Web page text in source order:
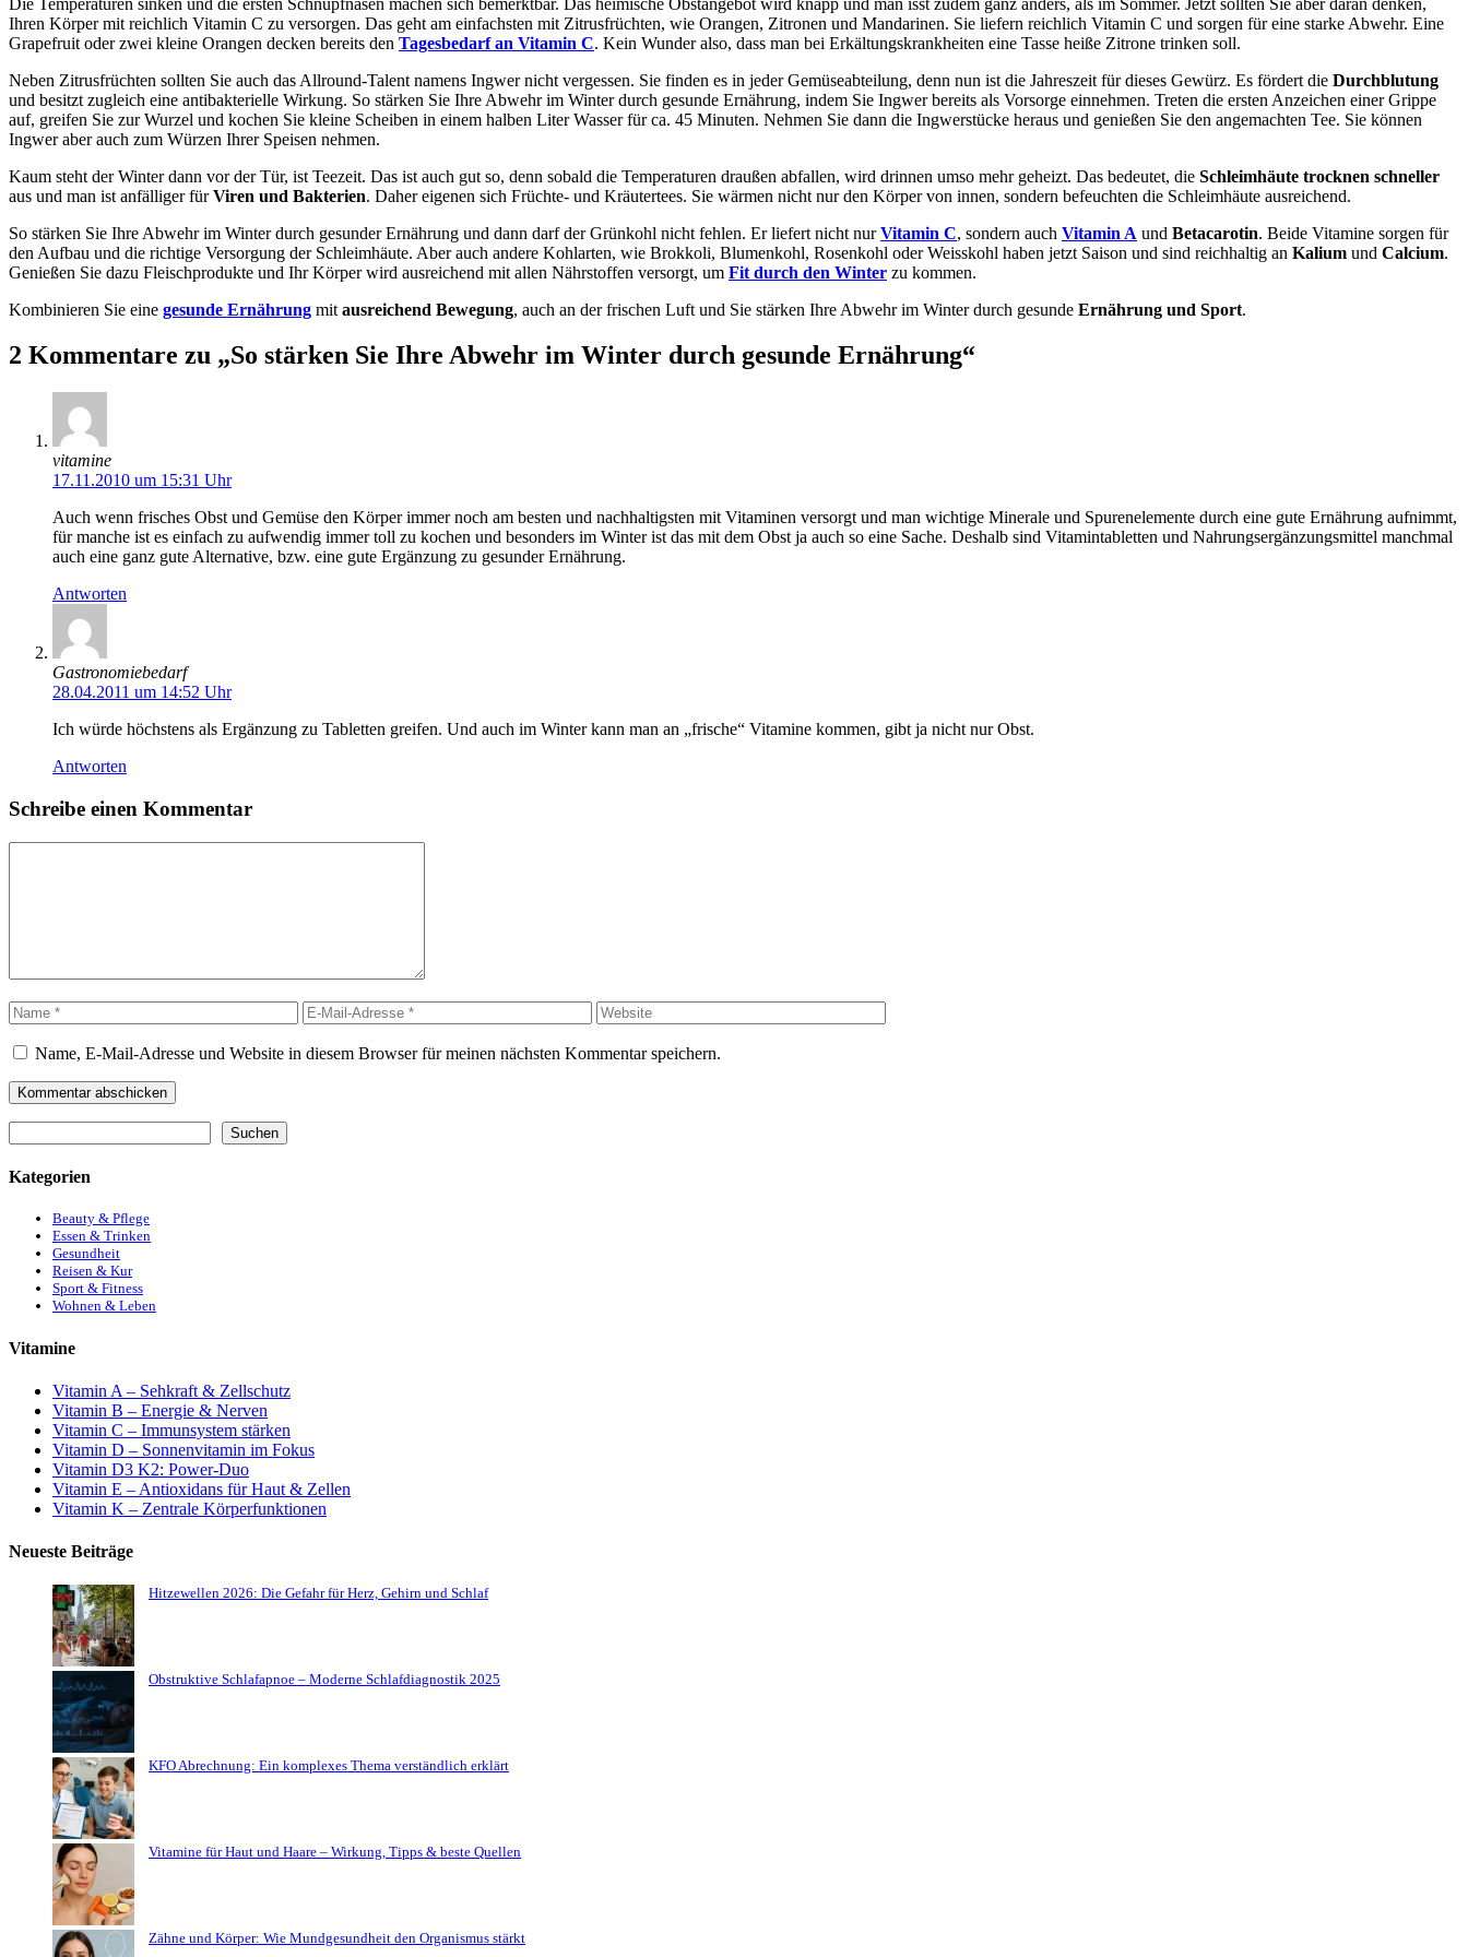
Ihren Körper mit reichlich Vitamin C zu versorgen. Das geht am einfachsten mit Zitrusfrüchten, wie Orangen, Zitronen und Mandarinen. Sie liefern reichlich Vitamin C und sorgen für eine starke Abwehr. Eine
Grapefruit oder zwei kleine Orangen decken bereits den Tagesbedarf an Vitamin C. Kein Wunder also, dass man bei Erkältungskrankheiten eine Tasse heiße Zitrone trinken soll.
Neben Zitrusfrüchten sollten Sie auch das Allround-Talent namens Ingwer nicht vergessen. Sie finden es in jeder Gemüseabteilung, denn nun ist die Jahreszeit für dieses Gewürz. Es fördert die Durchblutung
und besitzt zugleich eine antibakterielle Wirkung. So stärken Sie Ihre Abwehr im Winter durch gesunde Ernährung, indem Sie Ingwer bereits als Vorsorge einnehmen. Treten die ersten Anzeichen einer Grippe
auf, greifen Sie zur Wurzel und kochen Sie kleine Scheiben in einem halben Liter Wasser für ca. 45 Minuten. Nehmen Sie dann die Ingwerstücke heraus und genießen Sie den angemachten Tee. Sie können
Ingwer aber auch zum Würzen Ihrer Speisen nehmen.
Kaum steht der Winter dann vor der Tür, ist Teezeit. Das ist auch gut so, denn sobald die Temperaturen draußen abfallen, wird drinnen umso mehr geheizt. Das bedeutet, die Schleimhäute trocknen schneller
aus und man ist anfälliger fürViren und Bakterien. Daher eigenen sich Früchte- und Kräutertees. Sie wärmen nicht nur den Körper von innen, sondern befeuchten die Schleimhäute ausreichend.
So stärken Sie Ihre Abwehr im Winter durch gesunder Ernährung und dann darf der Grünkohl nicht fehlen. Er liefert nicht nurVitamin C, sondern auch Vitamin A und Betacarotin. Beide Vitamine sorgen für
den Aufbau und die richtige Versorgung der Schleimhäute. Aber auch andere Kohlarten, wie Brokkoli, Blumenkohl, Rosenkohl oder Weisskohl haben jetzt Saison und sind reichhaltig an Kalium und Calcium.
Genießen Sie dazu Fleischprodukte und Ihr Körper wird ausreichend mit allen Nährstoffen versorgt, um Fit durch den Winter zu kommen.
Kombinieren Sie eine gesunde Ernährung mit ausreichend Bewegung, auch an der frischen Luft und Sie stärken Ihre Abwehr im Winter durch gesunde Ernährung und Sport.
2 Kommentare zu „So stärken Sie Ihre Abwehr im Winter durch gesunde Ernährung“
vitamine
17.11.2010 um 15:31 Uhr
Auch wenn frisches Obst und Gemüse den Körper immer noch am besten und nachhaltigsten mit Vitaminen versorgt und man wichtige Minerale und Spurenelemente durch eine gute Ernährung aufnimmt,
für manche ist es einfach zu aufwendig immer toll zu kochen und besonders im Winter ist das mit dem Obst ja auch so eine Sache. Deshalb sind Vitamintabletten und Nahrungsergänzungsmittel manchmal
auch eine ganz gute Alternative, bzw. eine gute Ergänzung zu gesunder Ernährung.
Antworten
Gastronomiebedarf
28.04.2011 um 14:52 Uhr
Ich würde höchstens als Ergänzung zu Tabletten greifen. Und auch im Winter kann man an „frische“ Vitamine kommen, gibt ja nicht nur Obst.
Antworten
Schreibe einen Kommentar
Name
E-
Mail-
Adresse
Website
Name, E-Mail-Adresse und Website in diesem Browser für meinen nächsten Kommentar speichern.
Suchen
Kategorien
Beauty & Pflege
Essen & Trinken
Gesundheit
Reisen & Kur
Sport & Fitness
Wohnen & Leben
Vitamine
Vitamin A – Sehkraft & Zellschutz
Vitamin B – Energie & Nerven
Vitamin C – Immunsystem stärken
Vitamin D – Sonnenvitamin im Fokus
Vitamin D3 K2: Power-Duo
Vitamin E – Antioxidans für Haut & Zellen
Vitamin K – Zentrale Körperfunktionen
Neueste Beiträge
Hitzewellen 2026: Die Gefahr für Herz, Gehirn und Schlaf
Obstruktive Schlafapnoe – Moderne Schlafdiagnostik 2025
KFO Abrechnung: Ein komplexes Thema verständlich erklärt
Vitamine für Haut und Haare – Wirkung, Tipps & beste Quellen
Zähne und Körper: Wie Mundgesundheit den Organismus stärkt